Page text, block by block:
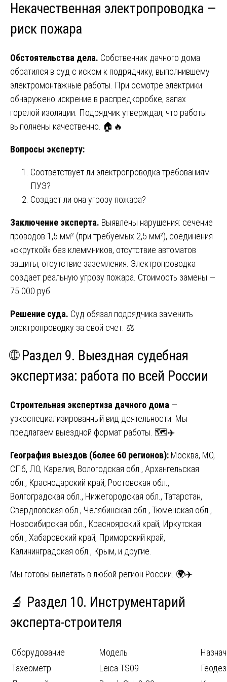
Некачественная электропроводка —
риск пожара
Обстоятельства дела. Собственник дачного дома
обратился в суд с иском к подрядчику, выполнившему
электромонтажные работы. При осмотре электрики
обнаружено искрение в распредкоробке, запах
горелой изоляции. Подрядчик утверждал, что работы
выполнены качественно. 🏠🔥
Вопросы эксперту:
Соответствует ли электропроводка требованиям
ПУЭ?
Создает ли она угрозу пожара?
Заключение эксперта. Выявлены нарушения: сечение
проводов 1,5 мм² (при требуемых 2,5 мм²), соединения
«скруткой» без клеммников, отсутствие автоматов
защиты, отсутствие заземления. Электропроводка
создает реальную угрозу пожара. Стоимость замены —
75 000 руб.
Решение суда. Суд обязал подрядчика заменить
электропроводку за свой счет. ⚖️
🌐 Раздел 9. Выездная судебная
экспертиза: работа по всей России
Строительная экспертиза дачного дома —
узкоспециализированный вид деятельности. Мы
предлагаем выездной формат работы. 🗺️✈️
География выездов (более 60 регионов): Москва, МО,
СПб, ЛО, Карелия, Вологодская обл., Архангельская
обл., Краснодарский край, Ростовская обл.,
Волгоградская обл., Нижегородская обл., Татарстан,
Свердловская обл., Челябинская обл., Тюменская обл.,
Новосибирская обл., Красноярский край, Иркутская
обл., Хабаровский край, Приморский край,
Калининградская обл., Крым, и другие.
Мы готовы вылетать в любой регион России. 🌍✈️
🔬 Раздел 10. Инструментарий
эксперта-строителя
Оборудование Модель
Тахеометр
Leica TS09